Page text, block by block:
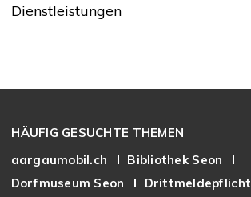
Dienstleistungen
HÄUFIG GESUCHTE THEMEN
aargaumobil.ch
Bibliothek Seon
Dorfmuseum Seon
Drittmeldepflicht